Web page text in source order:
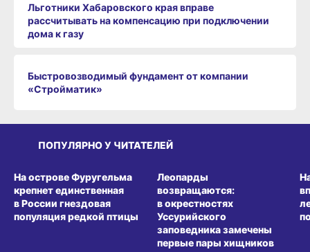
Льготники Хабаровского края вправе
рассчитывать на компенсацию при подключении
дома к газу
Быстровозводимый фундамент от компании
«Стройматик»
ПОПУЛЯРНО У ЧИТАТЕЛЕЙ
На острове Фуругельма
крепнет единственная
в России гнездовая
популяция редкой птицы
Леопарды
возвращаются:
в окрестностях
Уссурийского
заповедника замечены
первые пары хищников